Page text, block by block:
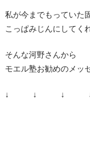
私が今までもっていた
こっぱみじんにしてく
そんな河野さんから
モエル塾お勧めのメッ
↓ ↓ ↓